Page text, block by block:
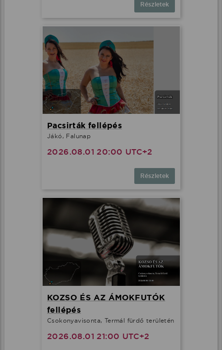
Részletek
Pacsirták fellépés
Jákó, Falunap
2026.08.01 20:00 UTC+2
Részletek
KOZSO ÉS AZ ÁMOKFUTÓK
fellépés
Csokonyavisonta, Termál fürdő területén
2026.08.01 21:00 UTC+2